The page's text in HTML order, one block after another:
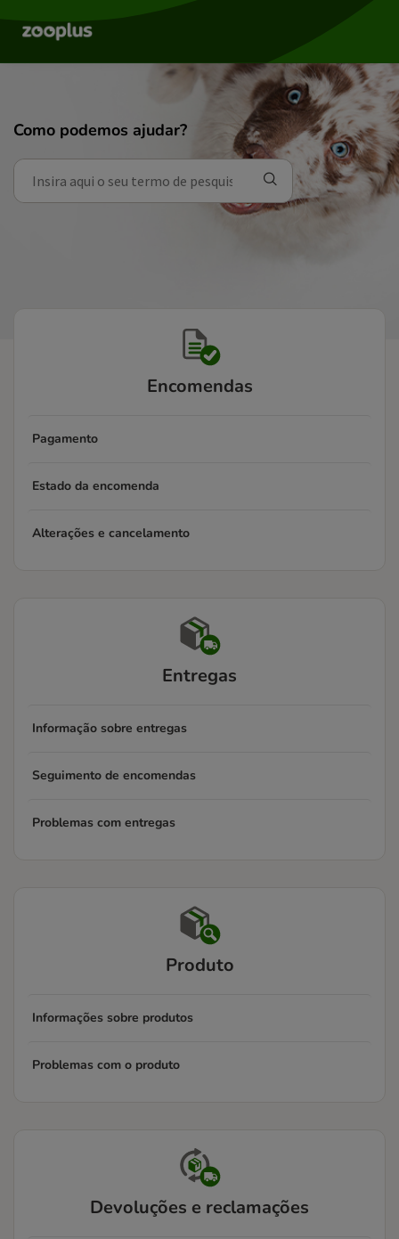
Como podemos ajudar?
Encomendas
Pagamento
Estado da encomenda
Alterações e cancelamento
Entregas
Informação sobre entregas
Seguimento de encomendas
Problemas com entregas
Produto
Informações sobre produtos
Problemas com o produto
Devoluções e reclamações